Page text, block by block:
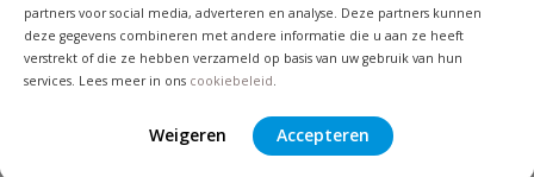
partners voor social media, adverteren en analyse. Deze partners kunnen
deze gegevens combineren met andere informatie die u aan ze heeft
verstrekt of die ze hebben verzameld op basis van uw gebruik van hun
services. Lees meer in ons cookiebeleid
Weigeren Accepteren
Vlechtschermsteunen